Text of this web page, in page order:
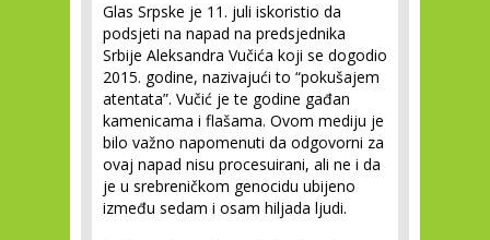
Glas Srpske je 11. juli iskoristio da
podsjeti na napad na predsjednika
Srbije Aleksandra Vučića koji se dogodio
2015. godine, nazivajući to “pokušajem
atentata”. Vučić je te godine gađan
kamenicama i flašama. Ovom mediju je
bilo važno napomenuti da odgovorni za
ovaj napad nisu procesuirani, ali ne i da
je u srebreničkom genocidu ubijeno
između sedam i osam hiljada ljudi.